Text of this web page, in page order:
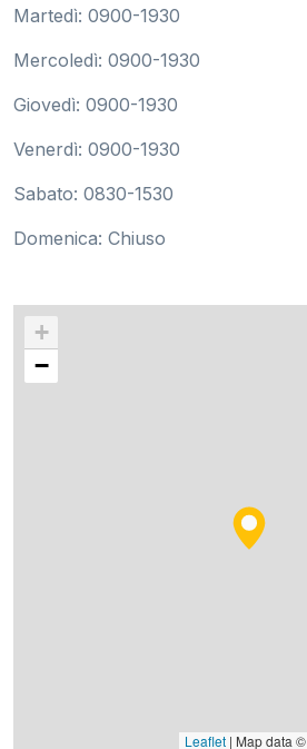
Martedì: 0900-1930
Mercoledì: 0900-1930
Giovedì: 0900-1930
Venerdì: 0900-1930
Sabato: 0830-1530
Domenica: Chiuso
+
−
Leaflet | Map data ©